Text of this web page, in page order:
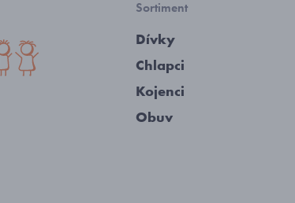
Sortiment
Dívky
Chlapci
Kojenci
Obuv